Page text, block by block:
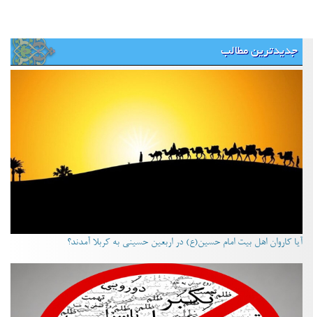
جدیدترین مطالب
آیا کاروان اهل بیت امام حسین(ع) در اربعین حسینی به کربلا آمدند؟